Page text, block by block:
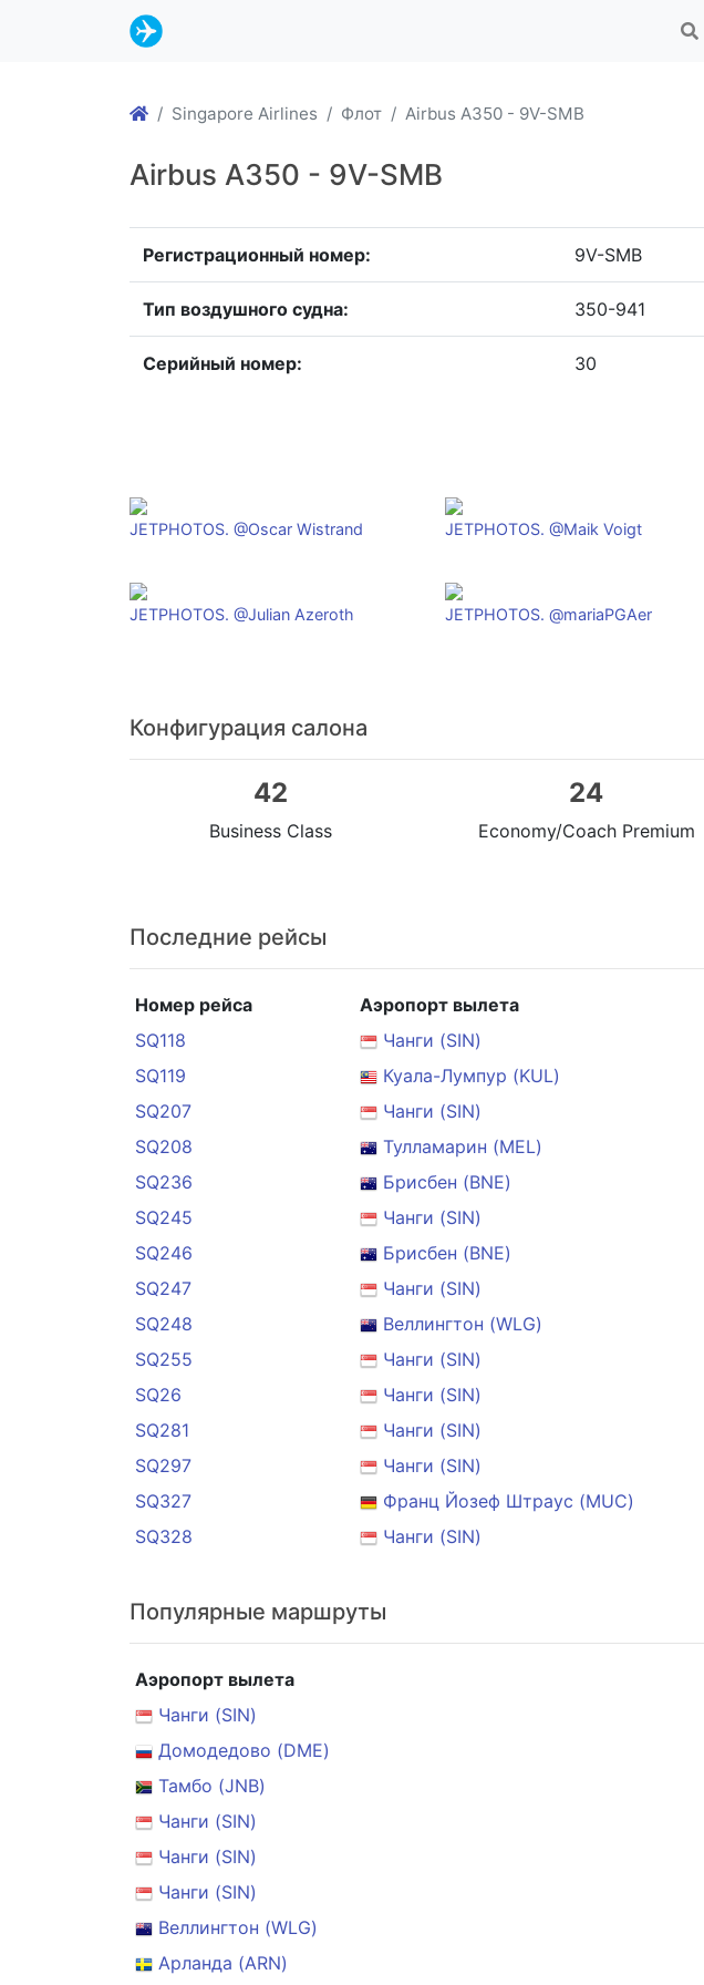
Singapore Airlines Флот Airbus A350 - 9V-SMB
Airbus A350 - 9V-SMB
Регистрационный номер: 9V-SMB
Тип воздушного судна: 350-941
Серийный номер: 30
JETPHOTOS. @Oscar Wistrand JETPHOTOS. @Maik Voigt
JETPHOTOS. @Julian Azeroth JETPHOTOS. @mariaPGAer
Конфигурация салона
42
Business Class
24
Economy/Coach Premium
Последние рейсы
Номер рейса Аэропорт вылета
SQ118
Чанги (SIN)
SQ119
Куала-Лумпур (KUL)
SQ207
Чанги (SIN)
SQ208
Тулламарин (MEL)
SQ236
Брисбен (BNE)
SQ245
Чанги (SIN)
SQ246
Брисбен (BNE)
SQ247
Чанги (SIN)
SQ248
Веллингтон (WLG)
SQ255
Чанги (SIN)
SQ26
Чанги (SIN)
SQ281
Чанги (SIN)
SQ297
Чанги (SIN)
SQ327
Франц Йозеф Штраус (MUC)
SQ328
Чанги (SIN)
Популярные маршруты
Аэропорт вылета
Чанги (SIN)
Домодедово (DME)
Тамбо (JNB)
Чанги (SIN)
Чанги (SIN)
Чанги (SIN)
Веллингтон (WLG)
Арланда (ARN)